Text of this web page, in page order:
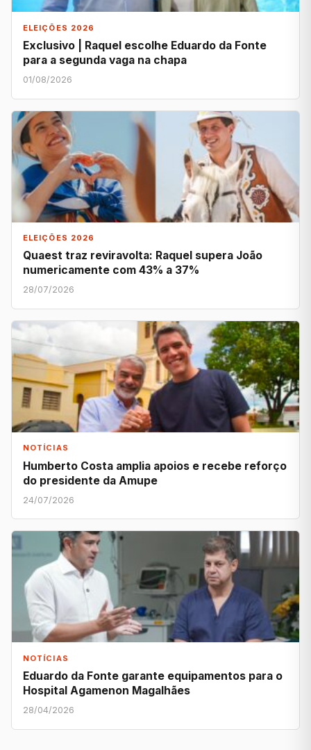
ELEIÇÕES 2026
Exclusivo | Raquel escolhe Eduardo da Fonte
para a segunda vaga na chapa
01/08/2026
ELEIÇÕES 2026
Quaest traz reviravolta: Raquel supera João
numericamente com 43% a 37%
28/07/2026
NOTÍCIAS
Humberto Costa amplia apoios e recebe reforço
do presidente da Amupe
24/07/2026
NOTÍCIAS
Eduardo da Fonte garante equipamentos para o
Hospital Agamenon Magalhães
28/04/2026